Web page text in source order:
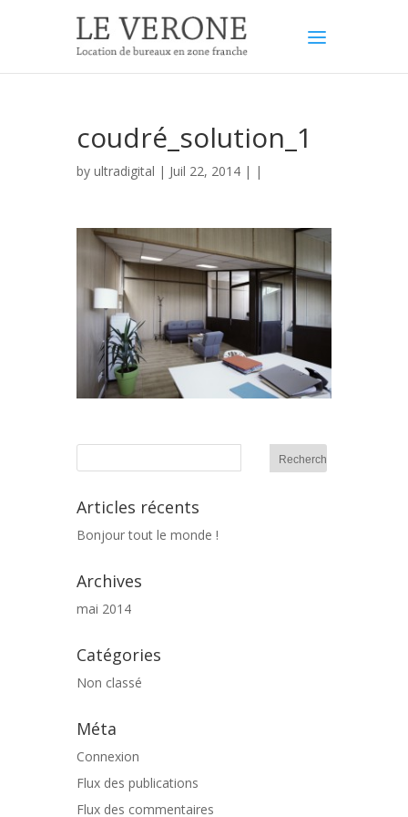
coudré_solution_1
by ultradigital | Juil 22, 2014 | |
Articles récents
Bonjour tout le monde !
Archives
mai 2014
Catégories
Non classé
Méta
Connexion
Flux des publications
Flux des commentaires